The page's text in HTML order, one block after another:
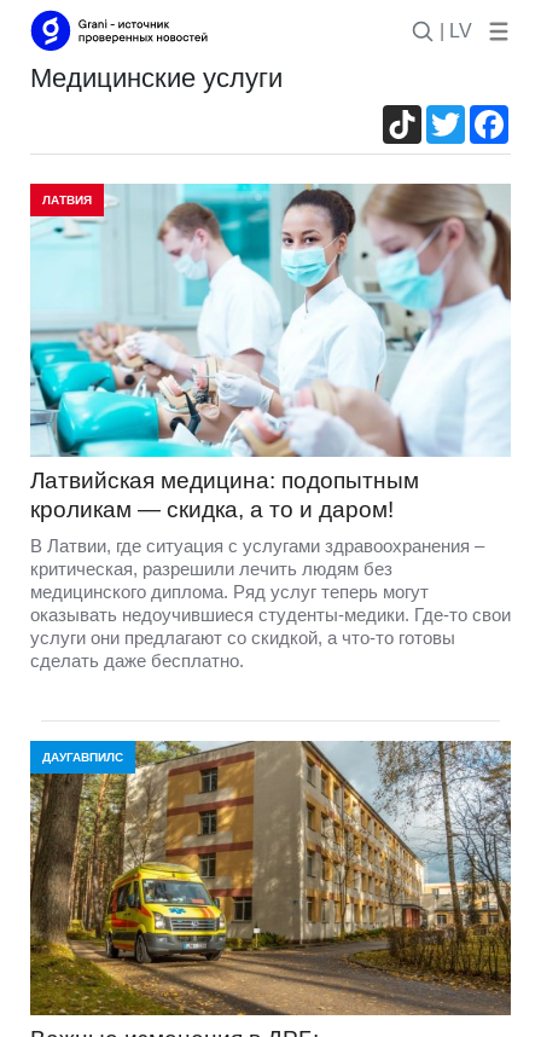
| LV
медицинские услуги
TikTokTwitter
ЛАТВИЯ
Латвийская медицина: подопытным
кроликам — скидка, а то и даром!
В Латвии, где ситуация с услугами здравоохранения –
критическая, разрешили лечить людям без
медицинского диплома. Ряд услуг теперь могут
оказывать недоучившиеся студенты-медики. Где-то свои
услуги они предлагают со скидкой, а что-то готовы
сделать даже бесплатно.
ДАУГАВПИЛС